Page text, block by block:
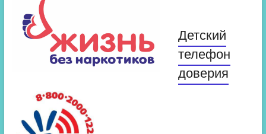
Детский
телефон
доверия